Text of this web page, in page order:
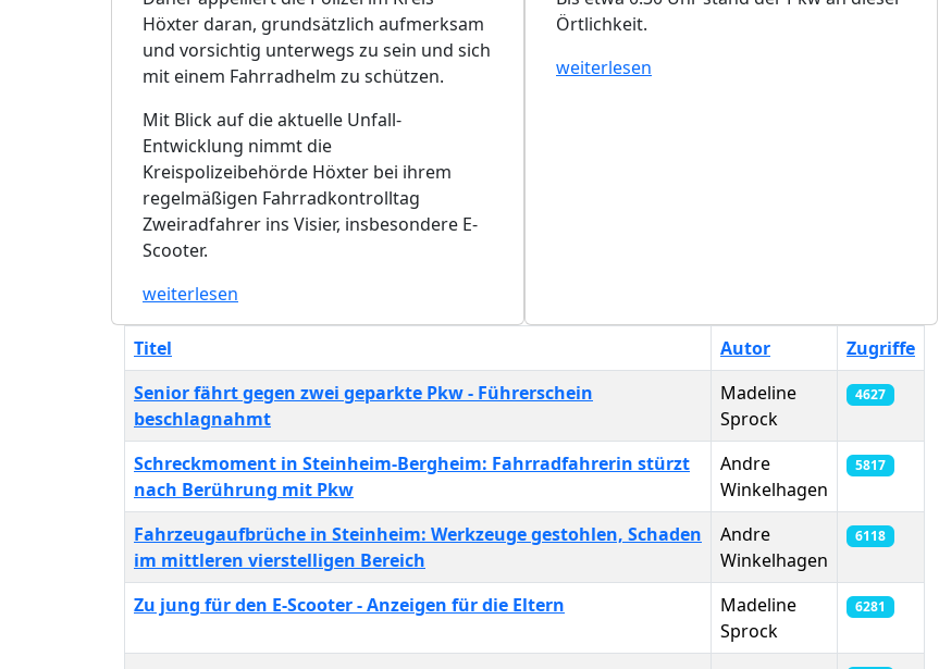
Höxter daran, grundsätzlich aufmerksam
und vorsichtig unterwegs zu sein und sich
mit einem Fahrradhelm zu schützen.
Mit Blick auf die aktuelle Unfall-
Entwicklung nimmt die
Kreispolizeibehörde Höxter bei ihrem
regelmäßigen Fahrradkontrolltag
Zweiradfahrer ins Visier, insbesondere E-
Scooter.
weiterlesen
Örtlichkeit.
weiterlesen
Titel Autor
Zugriffe
Senior fährt gegen zwei geparkte Pkw - Führerschein
beschlagnahmt
Madeline
Sprock
4627
Schreckmoment in Steinheim-Bergheim: Fahrradfahrerin stürzt
nach Berührung mit Pkw
Andre
Winkelhagen
5817
Fahrzeugaufbrüche in Steinheim: Werkzeuge gestohlen, Schaden
im mittleren vierstelligen Bereich
Andre
Winkelhagen
6118
Zu jung für den E-Scooter - Anzeigen für die Eltern
Madeline
Sprock
6281